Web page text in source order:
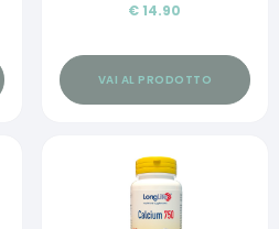
€ 14.90
VAI AL PRODOTTO